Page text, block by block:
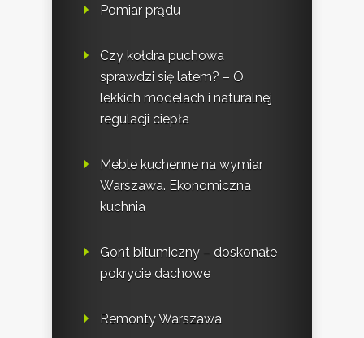
Pomiar prądu
Czy kołdra puchowa
sprawdzi się latem? – O
lekkich modelach i naturalnej
regulacji ciepła
Meble kuchenne na wymiar
Warszawa. Ekonomiczna
kuchnia
Gont bitumiczny – doskonałe
pokrycie dachowe
Remonty Warszawa